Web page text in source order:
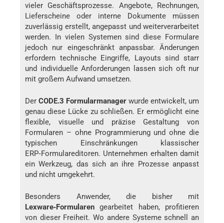
vieler Geschäftsprozesse. Angebote, Rechnungen,
Lieferscheine oder interne Dokumente müssen
zuverlässig erstellt, angepasst und weiterverarbeitet
werden. In vielen Systemen sind diese Formulare
jedoch nur eingeschränkt anpassbar. Änderungen
erfordern technische Eingriffe, Layouts sind starr
und individuelle Anforderungen lassen sich oft nur
mit großem Aufwand umsetzen.
Der CODE.3 Formularmanager wurde entwickelt, um
genau diese Lücke zu schließen. Er ermöglicht eine
flexible, visuelle und präzise Gestaltung von
Formularen – ohne Programmierung und ohne die
typischen Einschränkungen klassischer
ERP‑Formulareditoren. Unternehmen erhalten damit
ein Werkzeug, das sich an ihre Prozesse anpasst
und nicht umgekehrt.
Besonders Anwender, die bisher mit
Lexware‑Formularen gearbeitet haben, profitieren
von dieser Freiheit. Wo andere Systeme schnell an